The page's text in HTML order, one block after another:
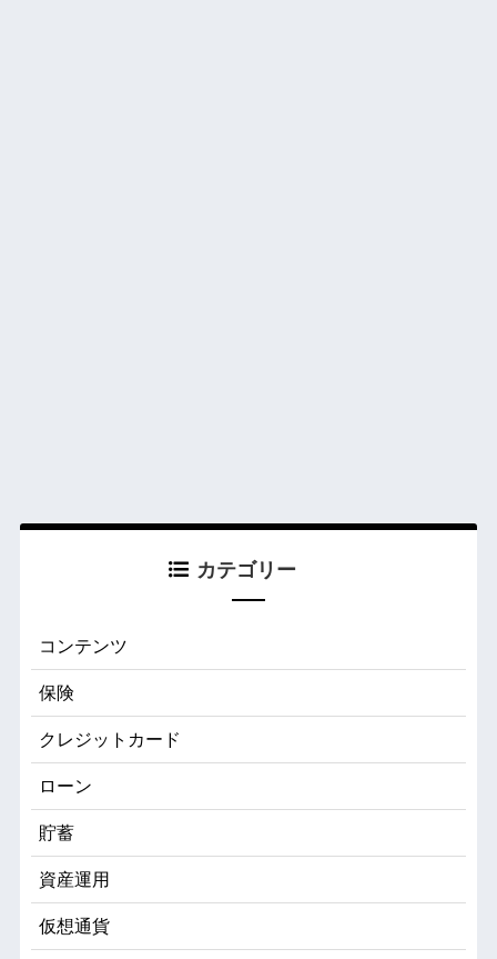
カテゴリー
コンテンツ
保険
クレジットカード
ローン
貯蓄
資産運用
仮想通貨